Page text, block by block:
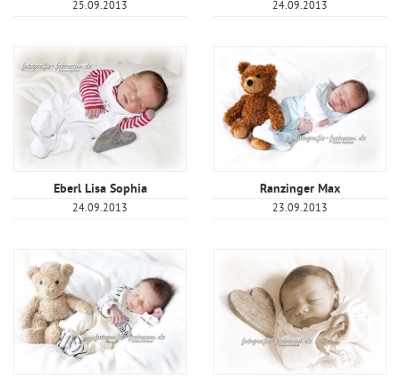
25.09.2013 24.09.2013
Eberl Lisa Sophia
24.09.2013
Ranzinger Max
23.09.2013